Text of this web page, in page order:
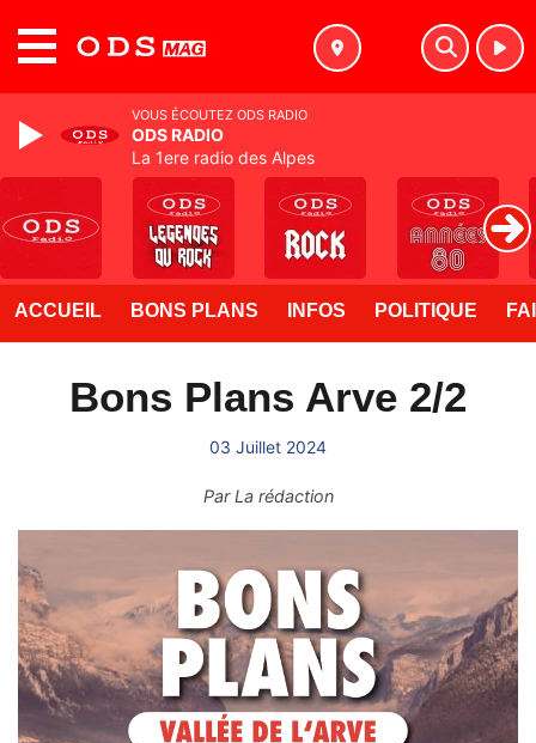
ACCUEIL BONS PLANS INFOS POLITIQUE
Bons Plans Arve 2/2
03 Juillet 2024
ParLa rédaction
VOUS ÉCOUTEZ ODS RADIO
ODS RADIO
La 1ere radio des Alpes